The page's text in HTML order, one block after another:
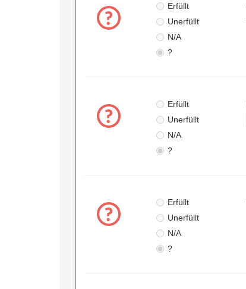
Erfüllt
Unerfüllt
N/A
?
Erfüllt
Unerfüllt
N/A
?
Erfüllt
Unerfüllt
N/A
?